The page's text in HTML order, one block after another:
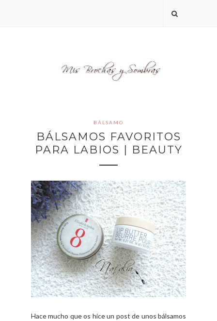
BÁLSAMO
BÁLSAMOS FAVORITOS
PARA LABIOS | BEAUTY
Hace mucho que os hice un post de unos bálsamos